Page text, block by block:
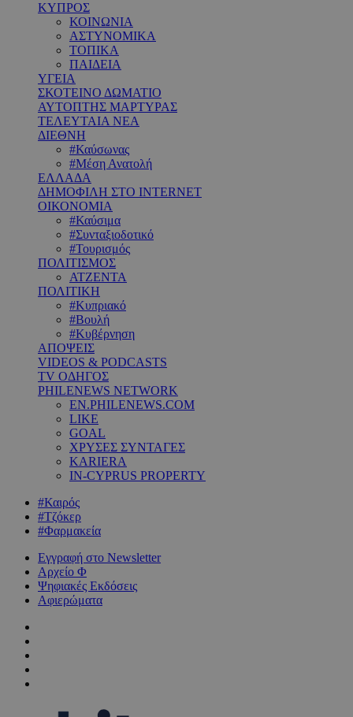
ΚΥΠΡΟΣ
ΚΟΙΝΩΝΙΑ
ΑΣΤΥΝΟΜΙΚΑ
ΤΟΠΙΚΑ
ΠΑΙΔΕΙΑ
ΥΓΕΙΑ
ΣΚΟΤΕΙΝΟ ΔΩΜΑΤΙΟ
ΑΥΤΟΠΤΗΣ ΜΑΡΤΥΡΑΣ
ΤΕΛΕΥΤΑΙΑ ΝΕΑ
ΔΙΕΘΝΗ
#Καύσωνας
#Μέση Ανατολή
ΕΛΛΑΔΑ
ΔΗΜΟΦΙΛΗ ΣΤΟ INTERNET
ΟΙΚΟΝΟΜΙΑ
#Καύσιμα
#Συνταξιοδοτικό
#Τουρισμός
ΠΟΛΙΤΙΣΜΟΣ
ΑΤΖΕΝΤΑ
ΠΟΛΙΤΙΚΗ
#Κυπριακό
#Βουλή
#Κυβέρνηση
ΑΠΟΨΕΙΣ
VIDEOS & PODCASTS
TV ΟΔΗΓΟΣ
PHILENEWS NETWORK
EN.PHILENEWS.COM
LIKE
GOAL
ΧΡΥΣΕΣ ΣΥΝΤΑΓΕΣ
KARIERA
IN-CYPRUS PROPERTY
#Καιρός
#Τζόκερ
#Φαρμακεία
Εγγραφή στο Newsletter
Αρχείο Φ
Ψηφιακές Εκδόσεις
Αφιερώματα